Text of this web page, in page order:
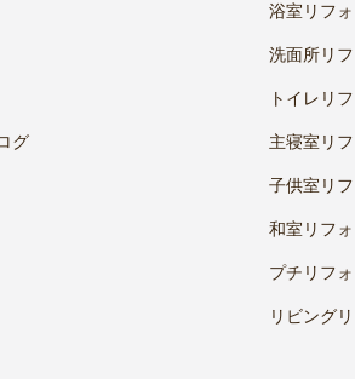
グ
浴室リフ
洗面所リ
トイレリ
主寝室リ
子供室リ
和室リフ
プチリフ
リビング